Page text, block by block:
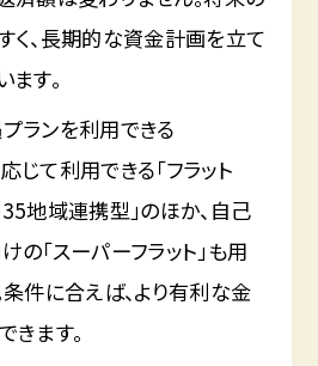
く、長期的な資金計画を立て
す。
ランを利用できる
て利用できる「フラット
35地域連携型」のほか、自己
「スーパーフラット」も用
件に合えば、より有利な金
ます。